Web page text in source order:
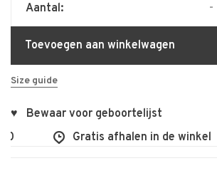
Aantal: -
Toevoegen aan winkelwagen
Size guide
♥ Bewaar voor geboortelijst
Gratis afhalen in de winkel